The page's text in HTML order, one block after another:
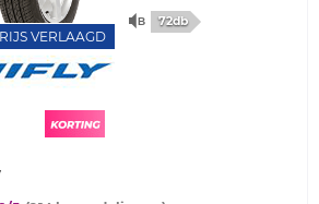
VERLAAGD
72db